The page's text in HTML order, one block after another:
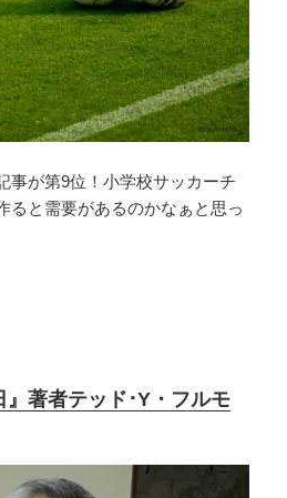
事が第9位！小学校サッカーチ
ると需要があるのかなぁと思っ
』著者テッド･Y・フルモ